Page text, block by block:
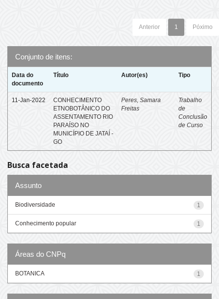
Anterior 1 Póximo
Conjunto de itens:
Data do
documento
Título Autor(es) Tipo
11-Jan-2022
CONHECIMENTO
ETNOBOTÂNICO DO
ASSENTAMENTO RIO
PARAÍSO NO
MUNICÍPIO DE JATAÍ -
GO
Peres, Samara
Freitas
Trabalho
de
Conclusão
de Curso
Busca facetada
Assunto
1
Biodiversidade
1
Conhecimento popular
Áreas do CNPq
1
BOTANICA